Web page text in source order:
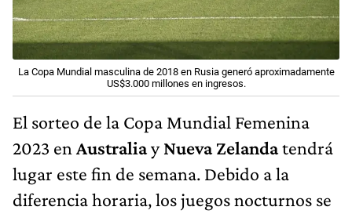
La Copa Mundial masculina de 2018 en Rusia generó aproximadamente
US$3.000 millones en ingresos.
El sorteo de la Copa Mundial Femenina
2023 en AustraliayNueva Zelandatendrá
lugar este fin de semana. Debido a la
diferencia horaria, los juegos nocturnos se